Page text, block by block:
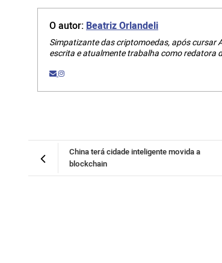
O autor:Beatriz Orlandeli
Simpatizante das criptomoedas, após cursar
escrita e atualmente trabalha como redatora
China terá cidade inteligente movida a
blockchain